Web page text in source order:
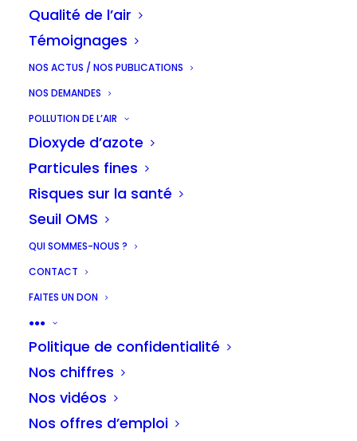
Qualité de l’air
Témoignages
NOS ACTUS / NOS PUBLICATIONS
NOS DEMANDES
POLLUTION DE L’AIR
Dioxyde d’azote
Particules fines
Risques sur la santé
Seuil OMS
QUI SOMMES-NOUS ?
CONTACT
FAITES UN DON
●●●
Politique de confidentialité
Nos chiffres
Nos vidéos
Nos offres d’emploi
inspirons en moyenne
litres d'air.